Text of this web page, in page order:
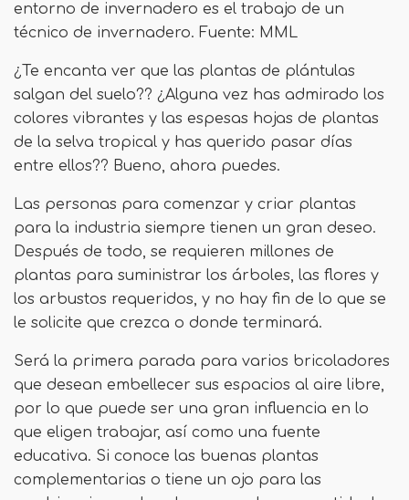
entorno de invernadero es el trabajo de un
técnico de invernadero. Fuente: MML
¿Te encanta ver que las plantas de plántulas
salgan del suelo?? ¿Alguna vez has admirado los
colores vibrantes y las espesas hojas de plantas
de la selva tropical y has querido pasar días
entre ellos?? Bueno, ahora puedes.
Las personas para comenzar y criar plantas
para la industria siempre tienen un gran deseo.
Después de todo, se requieren millones de
plantas para suministrar los árboles, las flores y
los arbustos requeridos, y no hay fin de lo que se
le solicite que crezca o donde terminará.
Será la primera parada para varios bricoladores
que desean embellecer sus espacios al aire libre,
por lo que puede ser una gran influencia en lo
que eligen trabajar, así como una fuente
educativa. Si conoce las buenas plantas
complementarias o tiene un ojo para las